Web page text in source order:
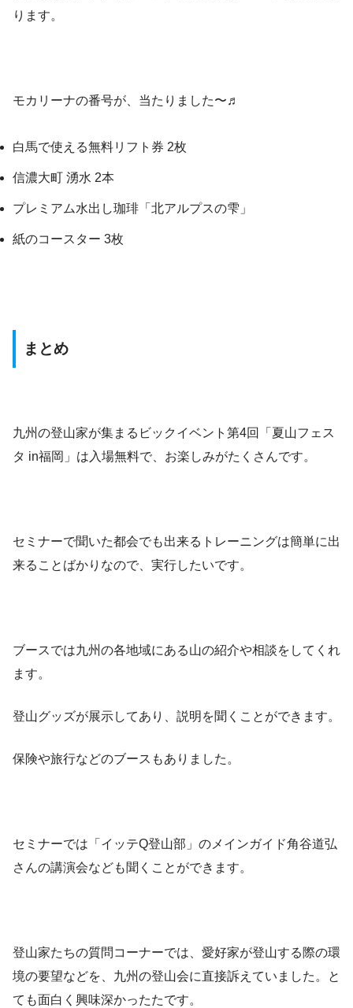
ります。
モカリーナの番号が、当たりました〜♬
白馬で使える無料リフト券 2枚
信濃大町 湧水 2本
プレミアム水出し珈琲「北アルプスの雫」
紙のコースター 3枚
まとめ
九州の登山家が集まるビックイベント第4回「夏山フェス
タ in福岡」は入場無料で、お楽しみがたくさんです。
セミナーで聞いた都会でも出来るトレーニングは簡単に出
来ることばかりなので、実行したいです。
ブースでは九州の各地域にある山の紹介や相談をしてくれ
ます。
登山グッズが展示してあり、説明を聞くことができます。
保険や旅行などのブースもありました。
セミナーでは「イッテQ登山部」のメインガイド角谷道弘
さんの講演会なども聞くことができます。
登山家たちの質問コーナーでは、愛好家が登山する際の環
境の要望などを、九州の登山会に直接訴えていました。と
ても面白く興味深かったたです。